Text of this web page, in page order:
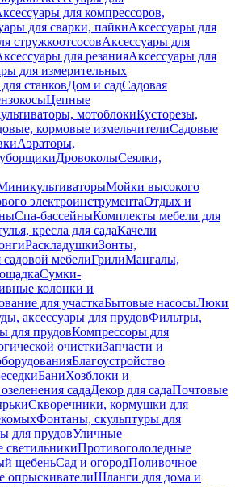
для компрессоров,
для сварки, пайкиАксессуары для
стружкоотсосовАксессуары для
для резанияАксессуары для
для измерительных
станковДом и садСадовая
Цепные
мотоблокиКусторезы,
кормовые измельчителиСадовые
Аэраторы,
ДровоколыСеялки,
Мойки высокого
электроинструментаОтдых и
Спа-бассейныКомплекты мебели для
кресла для садаКачели
РаскладушкиЗонты,
мебелиГрилиМангалы,
Сумки-
колонки и
для участкаБытовые насосыЛюки
аксессуары для прудовФильтры,
для прудовКомпрессоры для
очисткиЗапчасти и
Благоустройство
БаниХозблоки и
садаДекор для садаПочтовые
Скворечники, кормушки для
Фонтаны, скульптуры для
для прудовУличные
светильникиПротивогололедные
щебеньСад и огородПоливочное
опрыскивателиШланги для дома и